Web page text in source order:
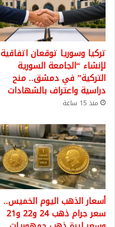
تركيا وسوريا توقعان اتفاقية
لإنشاء “الجامعة السورية
التركية” في دمشق.. منح
دراسية واعتراف بالشهادات
منذ 15 ساعة
أسعار الذهب اليوم الخميس..
سعر جرام ذهب 24 و22 و21